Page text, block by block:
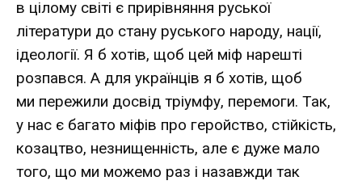
в цілому світі є прирівняння руської
літератури до стану руського народу, нації,
ідеології. Я б хотів, щоб цей міф нарешті
розпався. А для українців я б хотів, щоб
ми пережили досвід тріумфу, перемоги. Так,
у нас є багато міфів про геройство, стійкість,
козацтво, незнищенність, але є дуже мало
того, що ми можемо раз і назавжди так